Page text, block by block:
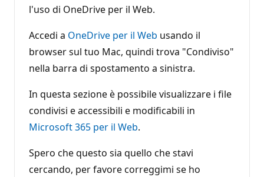
l'uso di OneDrive per il Web.
Accedi a OneDrive per il Web usando il
browser sul tuo Mac, quindi trova "Condiviso"
nella barra di spostamento a sinistra.
In questa sezione è possibile visualizzare i file
condivisi e accessibili e modificabili in
Microsoft 365 per il Web.
Spero che questo sia quello che stavi
cercando, per favore correggimi se ho